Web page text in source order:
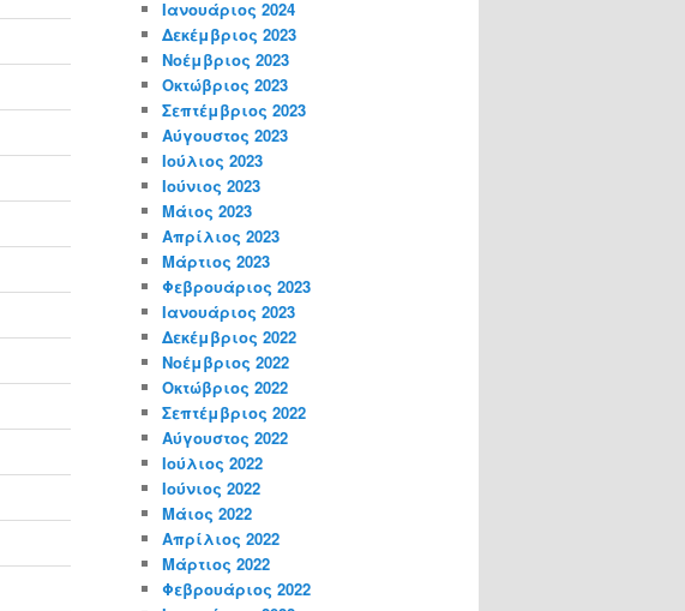
Ιανουάριος 2024
Δεκέμβριος 2023
Νοέμβριος 2023
Οκτώβριος 2023
Σεπτέμβριος 2023
Αύγουστος 2023
Ιούλιος 2023
Ιούνιος 2023
Μάιος 2023
Απρίλιος 2023
Μάρτιος 2023
Φεβρουάριος 2023
Ιανουάριος 2023
Δεκέμβριος 2022
Νοέμβριος 2022
Οκτώβριος 2022
Σεπτέμβριος 2022
Αύγουστος 2022
Ιούλιος 2022
Ιούνιος 2022
Μάιος 2022
Απρίλιος 2022
Μάρτιος 2022
Φεβρουάριος 2022